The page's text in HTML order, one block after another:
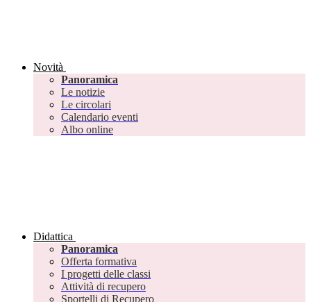
Novità
Panoramica
Le notizie
Le circolari
Calendario eventi
Albo online
Didattica
Panoramica
Offerta formativa
I progetti delle classi
Attività di recupero
Sportelli di Recupero